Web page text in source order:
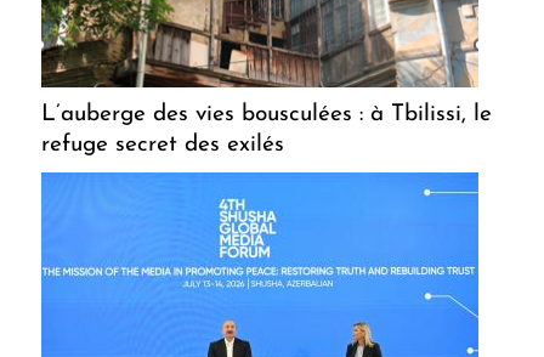
L’auberge des vies bousculées : à Tbilissi, le
refuge secret des exilés